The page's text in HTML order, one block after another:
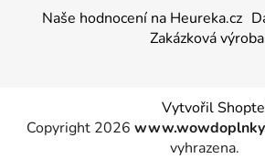
Naše hodnocení na Heureka.cz
Zakázková výroba
Vytvořil
Copyright 2026
vyhrazena.